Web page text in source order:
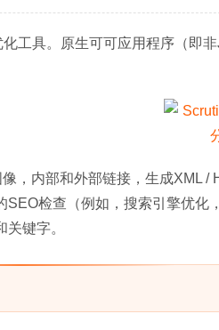
工具。原生可可应用程序（即
，内部和外部链接，生成XML /
SEO检查（例如，搜索引擎优
键字。